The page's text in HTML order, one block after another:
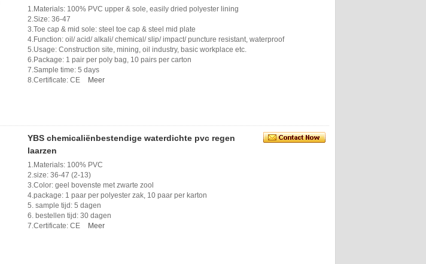
Regenlaarzen
Kids Rain Boots
Fishing Chest
1.Materials: 100% PVC upper & sole, easily dried polyester lining
2.Size: 36-47
3.Toe cap & mid sole: steel toe cap & steel mid plate
4.Function: oil/ acid/ alkali/ chemical/ slip/ impact/ puncture resistant, waterproof
5.Usage: Construction site, mining, oil industry, basic workplace etc.
6.Package: 1 pair per poly bag, 10 pairs per carton
7.Sample time: 5 days
8.Certificate: CE
Meer
YBS chemicaliënbestendige waterdichte pvc regen
laarzen
1.Materials: 100% PVC
2.size: 36-47 (2-13)
3.Color: geel bovenste met zwarte zool
4.package: 1 paar per polyester zak, 10 paar per karton
5. sample tijd: 5 dagen
6. bestellen tijd: 30 dagen
7.Certificate: CE
Meer